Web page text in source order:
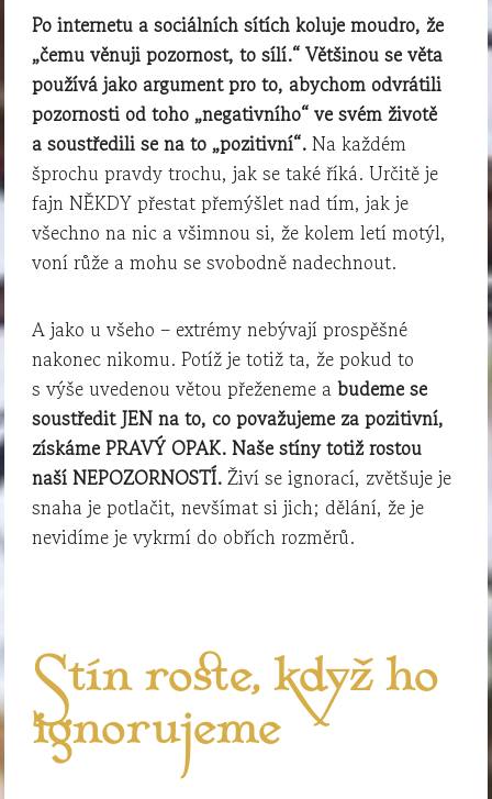
Po internetu a sociálních sítích koluje moudro, že
„čemu věnuji pozornost, to sílí.“ Většinou se věta
používá jako argument pro to, abychom odvrátili
pozornosti od toho „negativního“ ve svém životě
a soustředili se na to „pozitivní“.Na každém
šprochu pravdy trochu, jak se také říká. Určitě je
fajn NĚKDY přestat přemýšlet nad tím, jak je
všechno na nic a všimnou si, že kolem letí motýl,
voní růže a mohu se svobodně nadechnout.
A jako u všeho – extrémy nebývají prospěšné
nakonec nikomu. Potíž je totiž ta, že pokud to
s výše uvedenou větou přeženeme abudeme se
soustředit JEN na to, co považujeme za pozitivní,
získáme PRAVÝ OPAK. Naše stíny totiž rostou
naší NEPOZORNOSTÍ.Živí se ignorací, zvětšuje je
snaha je potlačit, nevšímat si jich; dělání, že je
nevidíme je vykrmí do obřích rozměrů.
Stín roste, když ho
ignorujeme